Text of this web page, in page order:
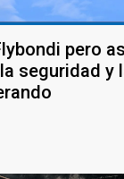
pero
seguridad y